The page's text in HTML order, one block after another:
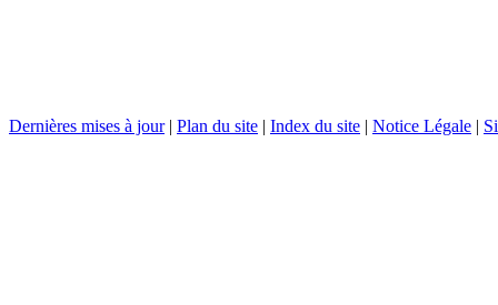
Dernières mises à jour| Plan du site | Index du site | Notice Légale |